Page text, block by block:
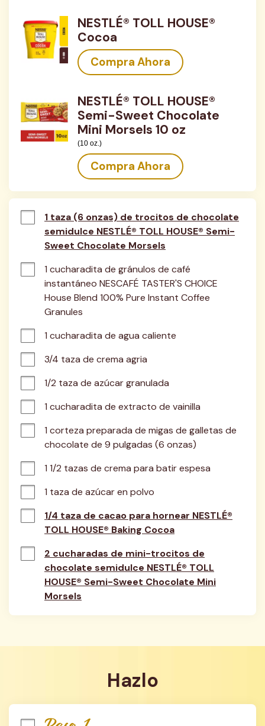
NESTLÉ® TOLL HOUSE®
Cocoa
Compra Ahora
NESTLÉ® TOLL HOUSE®
Semi-Sweet Chocolate
Mini Morsels 10 oz
(10 oz.)
Compra Ahora
1 taza (6 onzas) de trocitos de chocolate
semidulce NESTLÉ® TOLL HOUSE® Semi-
Sweet Chocolate Morsels
1 cucharadita de gránulos de café
instantáneo NESCAFÉ TASTER'S CHOICE
House Blend 100% Pure Instant Coffee
Granules
1 cucharadita de agua caliente
3/4 taza de crema agria
1/2 taza de azúcar granulada
1 cucharadita de extracto de vainilla
1 corteza preparada de migas de galletas de
chocolate de 9 pulgadas (6 onzas)
1 1/2 tazas de crema para batir espesa
1 taza de azúcar en polvo
1/4 taza de cacao para hornear NESTLÉ®
TOLL HOUSE® Baking Cocoa
2 cucharadas de mini-trocitos de
chocolate semidulce NESTLÉ® TOLL
HOUSE® Semi-Sweet Chocolate Mini
Morsels
Hazlo